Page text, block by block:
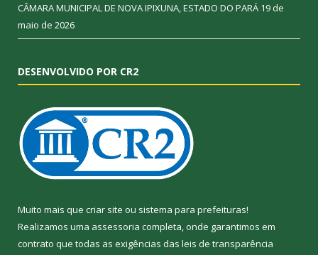
CÂMARA MUNICIPAL DE NOVA IPIXUNA, ESTADO DO PARÁ 19 de
maio de 2026
DESENVOLVIDO POR CR2
Muito mais que criar site ou sistema para prefeituras!
Realizamos uma assessoria completa, onde garantimos em
contrato que todas as exigências das leis de transparência